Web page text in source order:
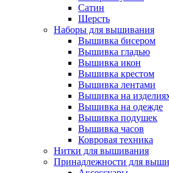
Сатин
Шерсть
Наборы для вышивания
Вышивка бисером
Вышивка гладью
Вышивка икон
Вышивка крестом
Вышивка лентами
Вышивка на
Вышивка на одежде
Вышивка подушек
Вышивка часов
Ковровая техника
Нитки для вышивания
Принадлежности для